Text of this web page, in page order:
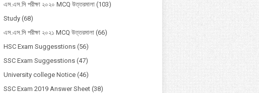
এস.এস.সি পরীক্ষা ২০২০ MCQ উত্তরমালা (103)
Study (68)
এস.এস.সি পরীক্ষা ২০২১ MCQ উত্তরমালা (66)
HSC Exam Suggesstions (56)
SSC Exam Suggesstions (47)
University college Notice (46)
SSC Exam 2019 Answer Sheet (38)